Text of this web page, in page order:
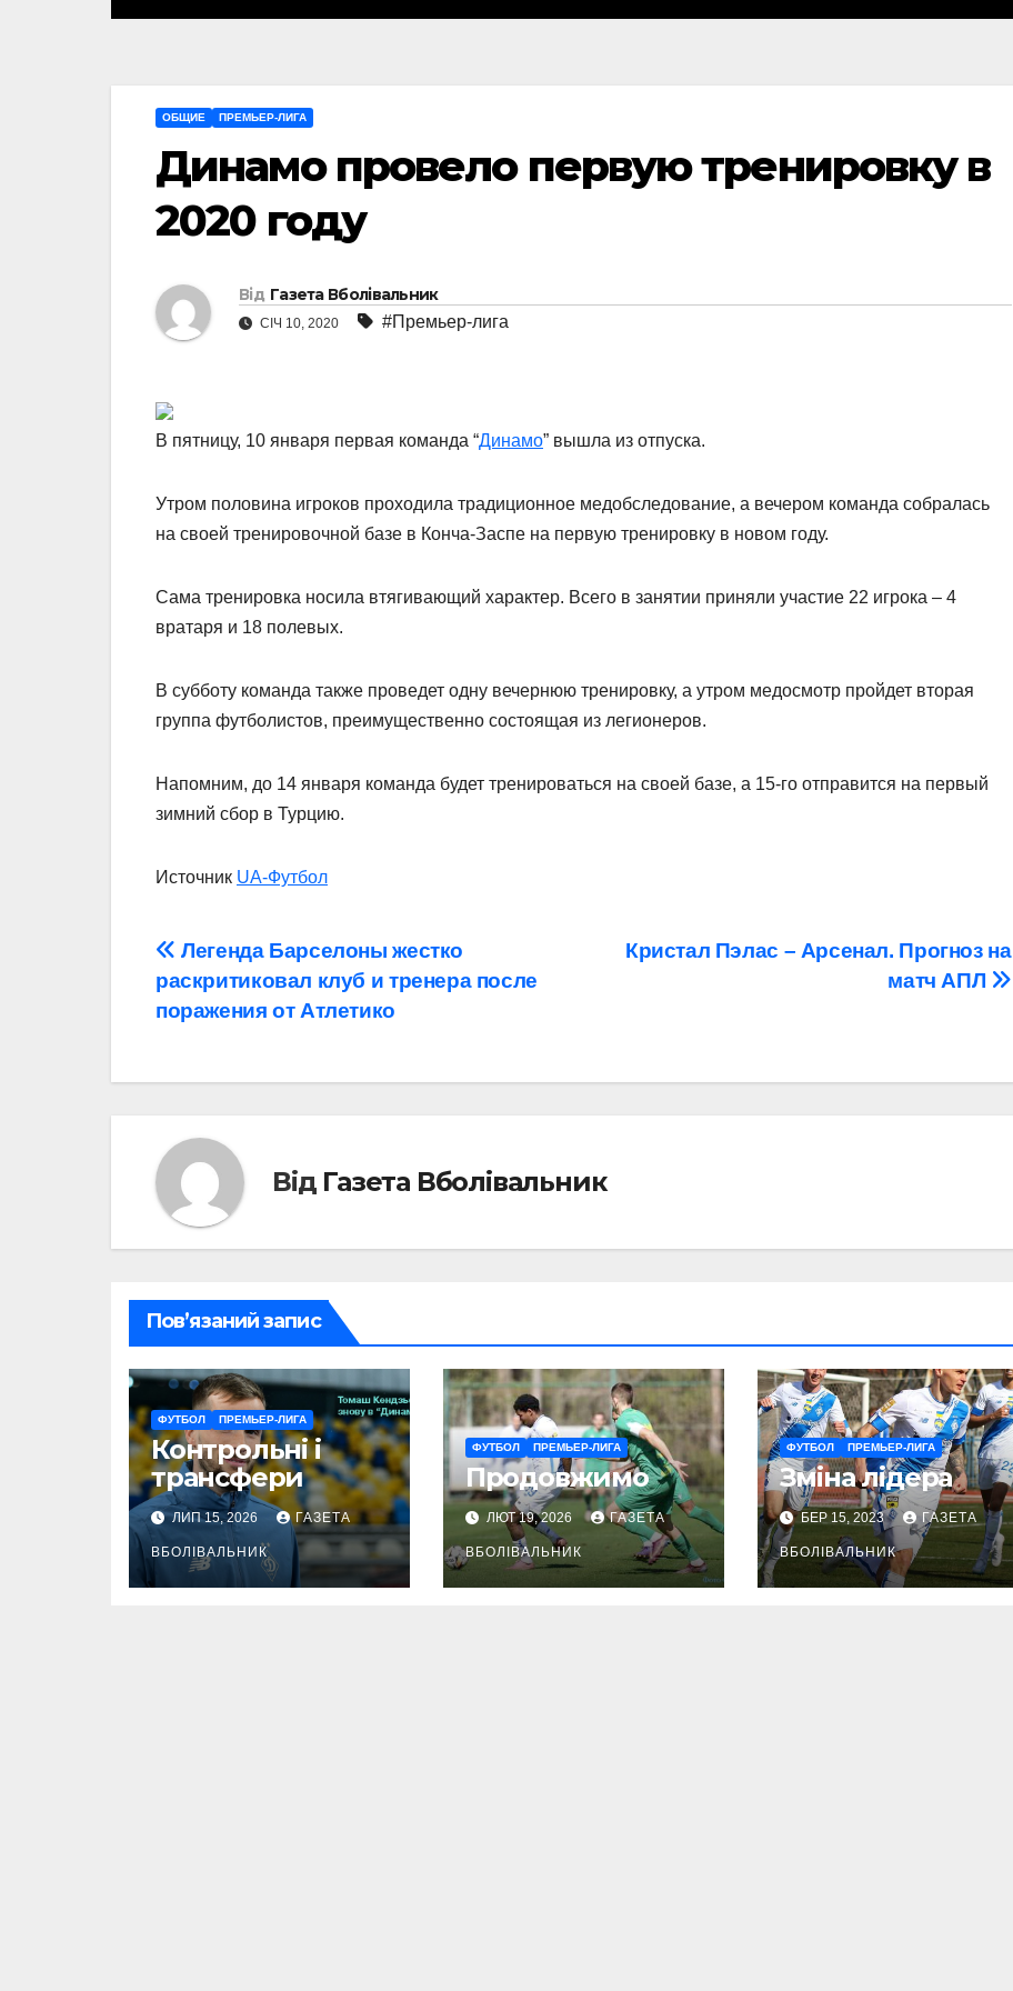
ОБЩИЕ ПРЕМЬЕР-ЛИГА
Динамо провело первую тренировку в
2020 году
Від Газета Вболівальник
СІЧ 10, 2020 #Премьер-лига
В пятницу, 10 января первая команда “Динамо” вышла из отпуска.
Утром половина игроков проходила традиционное медобследование, а вечером команда собралась
на своей тренировочной базе в Конча-Заспе на первую тренировку в новом году.
Сама тренировка носила втягивающий характер. Всего в занятии приняли участие 22 игрока – 4
вратаря и 18 полевых.
В субботу команда также проведет одну вечернюю тренировку, а утром медосмотр пройдет вторая
группа футболистов, преимущественно состоящая из легионеров.
Напомним, до 14 января команда будет тренироваться на своей базе, а 15-го отправится на первый
зимний сбор в Турцию.
Источник UA-Футбол
Навігація
записів
Кристал Пэлас – Арсенал. Прогноз на
матч АПЛ
Легенда Барселоны жестко
раскритиковал клуб и тренера после
поражения от Атлетико
Від Газета Вболівальник
Пов’язаний запис
ФУТБОЛ ПРЕМЬЕР-ЛИГА
Контрольні і
трансфери
ЛИП 15, 2026 ГАЗЕТА
ВБОЛІВАЛЬНИК
ФУТБОЛ ПРЕМЬЕР-ЛИГА
Продовжимо
ЛЮТ 19, 2026 ГАЗЕТА
ВБОЛІВАЛЬНИК
ФУТБОЛ ПРЕМЬЕР-ЛИГА
Зміна лідера
БЕР 15, 2023 ГАЗЕТА
ВБОЛІВАЛЬНИК